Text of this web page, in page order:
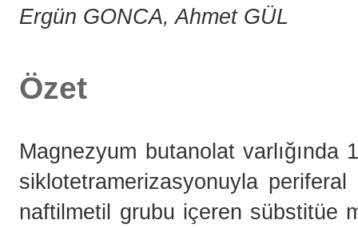
Ergün GONCA, Ahmet GÜL
Özet
Magnezyum butanolat varlığında
siklotetramerizasyonuyla
naftilmetil grubu içeren sübstitüe